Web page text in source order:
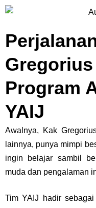
Program
YAIJ
Awalnya, Kak
lainnya, punya mimpi
ingin belajar sambil
muda dan pengalaman
Tim YAIJ hadir